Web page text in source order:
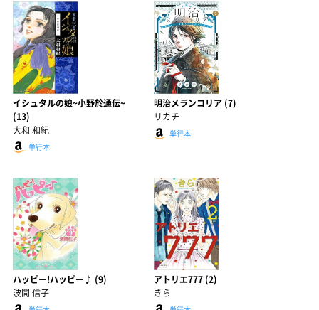
イシュタルの娘~小野於通伝~
(13)
大和 和紀
単行本
明治メランコリア (7)
リカチ
単行本
ハッピー!ハッピー♪ (9)
波間 信子
アトリエ777 (2)
きら